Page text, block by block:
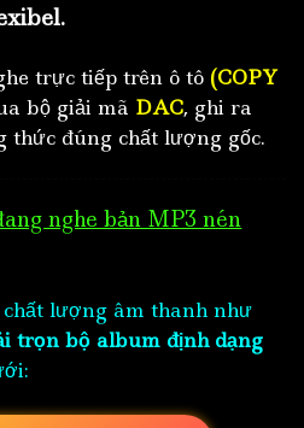
trực tiếp trên ô tô (COPY
bộ giải mã DAC, ghi ra
thức đúng chất lượng gốc.
nghe bản MP3 nén
lượng âm thanh như
trọn bộ album định dạng